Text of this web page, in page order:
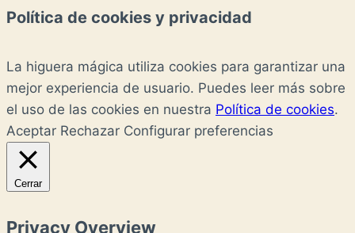
Política de cookies y privacidad
La higuera mágica utiliza cookies para garantizar una
mejor experiencia de usuario. Puedes leer más sobre
el uso de las cookies en nuestra Política de cookies.
Aceptar Rechazar Configurar preferencias
Cerrar
Privacy Overview